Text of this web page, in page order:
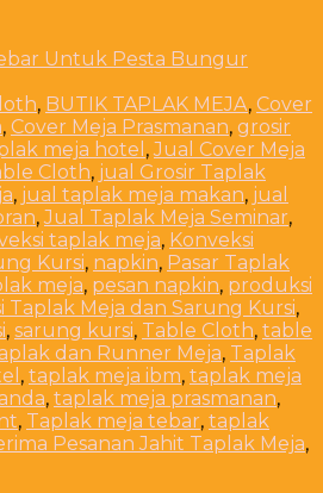
, BUTIK TAPLAK MEJA, Cover
, Cover Meja Prasmanan, grosir
meja hotel ,Jual Cover Meja
Cloth, jual Grosir Taplak
, jual taplak meja makan, jual
,Jual Taplak Meja Seminar,
taplak meja, Konveksi
Kursi, napkin, Pasar Taplak
meja, pesan napkin, produksi
Taplak Meja dan Sarung Kursi,
, sarung kursi, Table Cloth, table
dan Runner Meja, Taplak
, taplak meja ibm, taplak meja
, taplak meja prasmanan,
, Taplak meja tebar, taplak
Pesanan Jahit Taplak Meja,